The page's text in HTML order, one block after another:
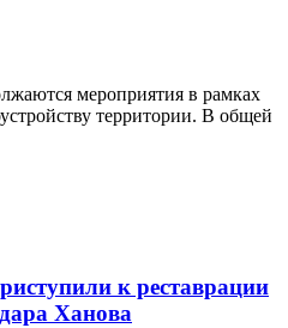
мероприятия в рамках
территории. В общей
к реставрации
Ханова